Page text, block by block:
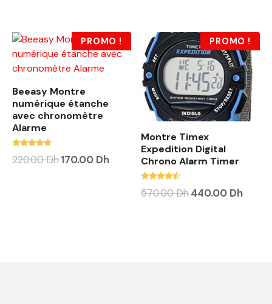
PROMO !
Beeasy Montre
numérique étanche
avec chronomètre
Alarme
4.50
220.00Dh170.00 Dh
PROMO !
Montre Timex
Expedition Digital
Chrono Alarm Timer
4.25
570.00Dh440.00 Dh